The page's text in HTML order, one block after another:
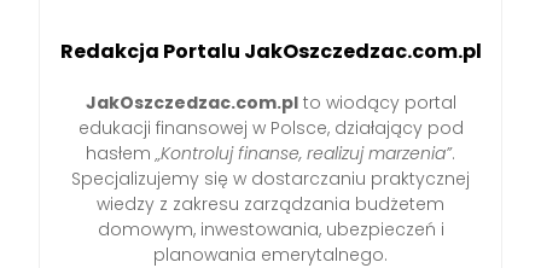
Redakcja Portalu JakOszczedzac.com.pl
JakOszczedzac.com.plto wiodący portal
edukacji finansowej w Polsce, działający pod
hasłem „Kontroluj finanse, realizuj marzenia”.
Specjalizujemy się w dostarczaniu praktycznej
wiedzy z zakresu zarządzania budżetem
domowym, inwestowania, ubezpieczeń i
planowania emerytalnego.